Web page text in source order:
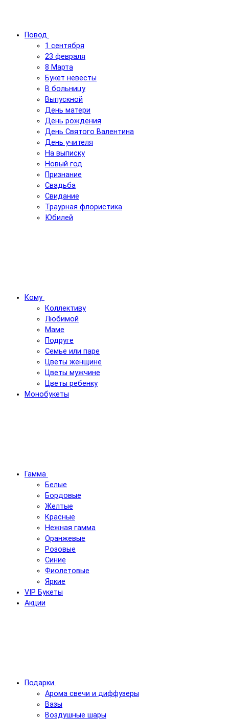
Повод
1 сентября
23 февраля
8 Марта
Букет невесты
В больницу
Выпускной
День матери
День рождения
День Святого Валентина
День учителя
На выписку
Новый год
Признание
Свадьба
Свидание
Траурная флористика
Юбилей
Кому
Коллективу
Любимой
Маме
Подруге
Семье или паре
Цветы женщине
Цветы мужчине
Цветы ребенку
Монобукеты
Гамма
Белые
Бордовые
Желтые
Красные
Нежная гамма
Оранжевые
Розовые
Синие
Фиолетовые
Яркие
VIP Букеты
Акции
Подарки
Арома свечи и диффузеры
Вазы
Воздушные шары